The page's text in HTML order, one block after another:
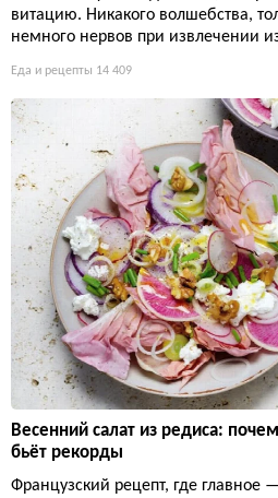
витацию. Никакого волшебства,
немного нервов при извлечении
Еда и рецепты 14 409
Весенний салат из редиса:
бьёт рекорды
Французский рецепт, где главное